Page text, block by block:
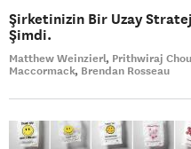
Şirketinizin Bir Uzay
Şimdi.
Matthew Weinzierl Prithwiraj
Maccormack Brendan Rosseau